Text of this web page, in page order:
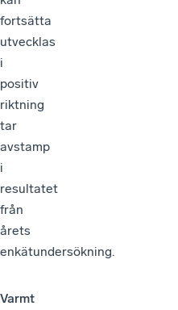
fortsätta
utvecklas
i
positiv
riktning
tar
avstamp
i
resultatet
från
årets
enkätundersökning.
Varmt